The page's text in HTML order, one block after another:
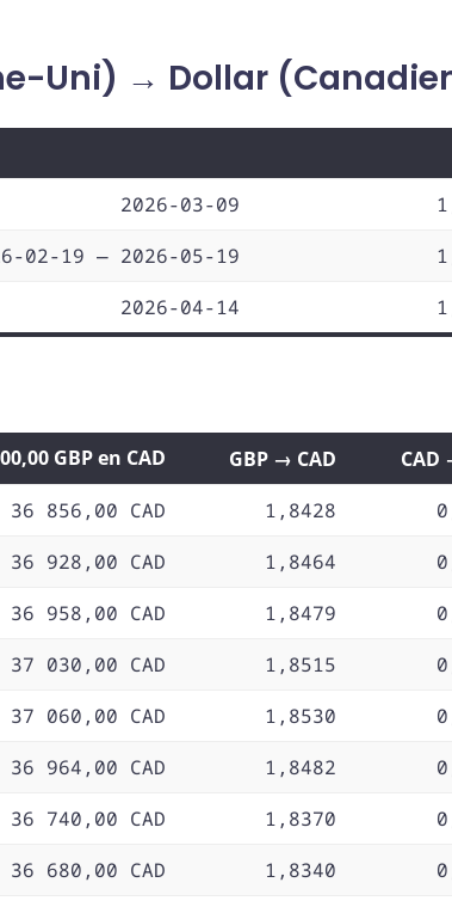
Uni) → Dollar
2026-03-09
02-19 — 2026-05-19
2026-04-14
GBP en CAD GBP → CAD
CAD
36 856,00 CAD 1,8428
36 928,00 CAD 1,8464
36 958,00 CAD 1,8479
37 030,00 CAD 1,8515
37 060,00 CAD 1,8530
36 964,00 CAD 1,8482
36 740,00 CAD 1,8370
36 680,00 CAD 1,8340